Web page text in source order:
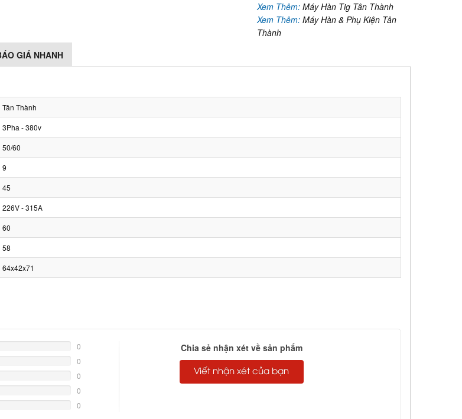
Xem Thêm: Máy Hàn Tig Tân Thành
Xem Thêm: Máy Hàn & Phụ Kiện Tân
Thành
GIÁ NHANH
Tân Thành
3Pha - 380v
50/60
9
45
226V - 315A
60
58
64x42x71
0
0
0
0
0
Chia sẻ nhận xét về sản phẩm
Viết nhận xét của bạn